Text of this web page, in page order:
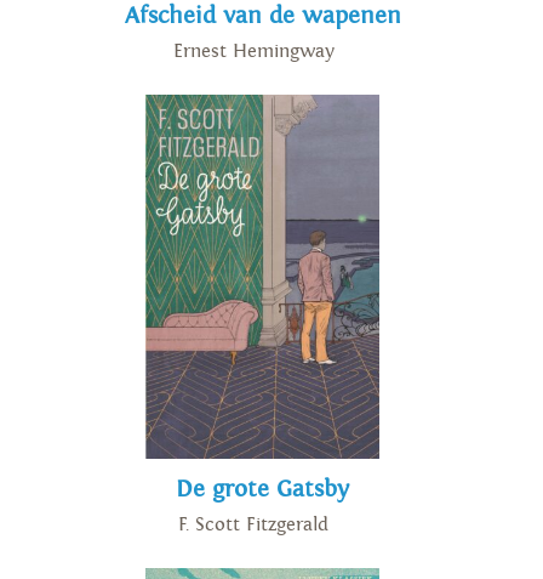
Afscheid van de wapenen
Ernest Hemingway
De grote Gatsby
F. Scott Fitzgerald